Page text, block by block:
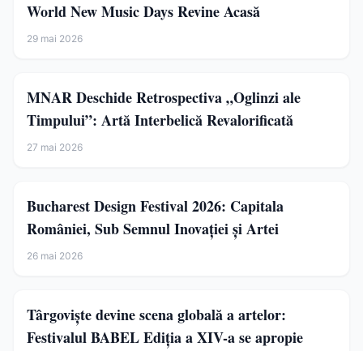
World New Music Days Revine Acasă
29 mai 2026
MNAR Deschide Retrospectiva „Oglinzi ale
Timpului”: Artă Interbelică Revalorificată
27 mai 2026
Bucharest Design Festival 2026: Capitala
României, Sub Semnul Inovației și Artei
26 mai 2026
Târgoviște devine scena globală a artelor:
Festivalul BABEL Ediția a XIV-a se apropie